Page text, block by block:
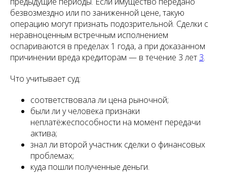
безвозмездно или по заниженной цене, такую
операцию могут признать подозрительной. Сделки с
неравноценным встречным исполнением
оспариваются в пределах 1 года, а при доказанном
причинении вреда кредиторам — в течение 3 лет 3.
Что учитывает суд:
соответствовала ли цена рыночной;
были ли у человека признаки
неплатёжеспособности на момент передачи
актива;
знал ли второй участник сделки о финансовых
проблемах;
куда пошли полученные деньги.